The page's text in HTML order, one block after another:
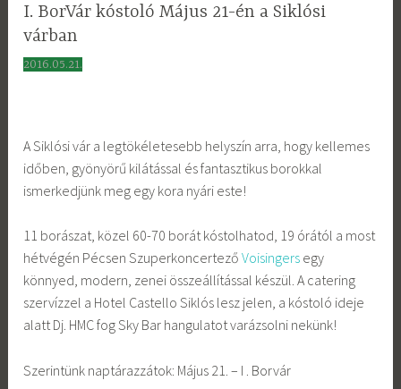
I. BorVár kóstoló Május 21-én a Siklósi
várban
2016.05.21.
A Siklósi vár a legtökéletesebb helyszín arra, hogy kellemes
időben, gyönyörű kilátással és fantasztikus borokkal
ismerkedjünk meg egy kora nyári este!
11 borászat, közel 60-70 borát kóstolhatod, 19 órától a most
hétvégén Pécsen SzuperkoncertezőVoisingers egy
könnyed, modern, zenei összeállítással készül. A catering
szervízzel a Hotel Castello Siklós lesz jelen, a kóstoló ideje
alatt Dj. HMC fog Sky Bar hangulatot varázsolni nekünk!
Szerintünk naptárazzátok: Május 21. – I . Borvár